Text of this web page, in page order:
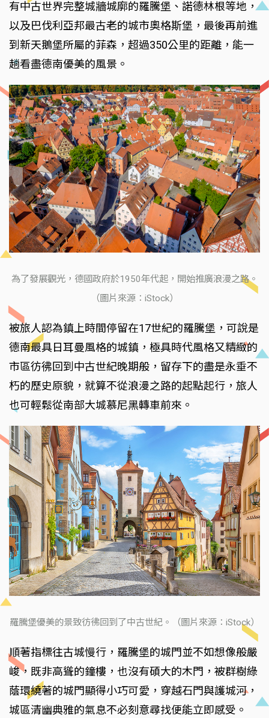
有中古世界完整城牆城廓的羅騰堡、諾德林根等地，
以及巴伐利亞邦最古老的城市奧格斯堡，最後再前進
到新天鵝堡所屬的菲森，超過350公里的距離，能一
趟看盡德南優美的風景。
為了發展觀光，德國政府於1950年代起，開始推廣浪漫之路。
（圖片來源：iStock）
被旅人認為鎮上時間停留在17世紀的羅騰堡，可說是
德南最具日耳曼風格的城鎮，極具時代風格又精緻的
市區彷彿回到中古世紀晚期般，留存下的盡是永垂不
朽的歷史原貌，就算不從浪漫之路的起點起行，旅人
也可輕鬆從南部大城慕尼黑轉車前來。
羅騰堡優美的景致彷彿回到了中古世紀。（圖片來源：iStock）
順著指標往古城慢行，羅騰堡的城門並不如想像般嚴
峻，既非高聳的鐘樓，也沒有碩大的木門，被群樹綠
蔭環繞著的城門顯得小巧可愛，穿越石門與護城河，
城區清幽典雅的氣息不必刻意尋找便能立即感受。